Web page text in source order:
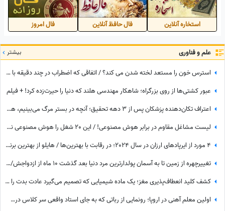
استخاره آنلاین فال حافظ آنلاین فال امروز
علم و فناوری بیشتر
استرس خون را مستعد لخته شدن می‌ کند؟ / اتفاقی که اضطراب در چند دقیقه با خون شما می‌کند، پزشکان را شگفت‌زده کرد
عبور کشتی‌ها از روی بزرگراه؛ شاهکار مهندسی هلند که دنیا را حیرت‌زده کرد! + فیلم
اعتراف تکان‌دهنده پزشکان پس از 3 دهه تحقیق؛ آنچه در بستر مرگ می‌بینیم، هذیان نیست!
لیست مشاغل مقاوم در برابر هوش مصنوعی! / این 20 شغل را هوش مصنوعی نمی‌تواند انجام بدهد
4 مورد از ایرپادهای ارزان در سال 2024؛ در رقابت با بهترین‌ها / هایلو از بهترین برندهای هندزفری بلوتوثی ارزان
تغییرچهره از زمین تا به آسمان پولدارترین مرد دنیا بعد گذشت 10 ماه از ازدواجش/ چه زود پیرت کرد+عکس
کشف کلید انعطاف‌پذیری مغز؛ یک ماده شیمیایی که تصمیم می‌گیرد عادت بدت را ادامه بدهی یا نه
اولین معلم آهنی در اروپا؛ رونمایی از رباتی که به جای استاد واقعی سر کلاس درس رفت/ سلام آقای معلم کپچا😍